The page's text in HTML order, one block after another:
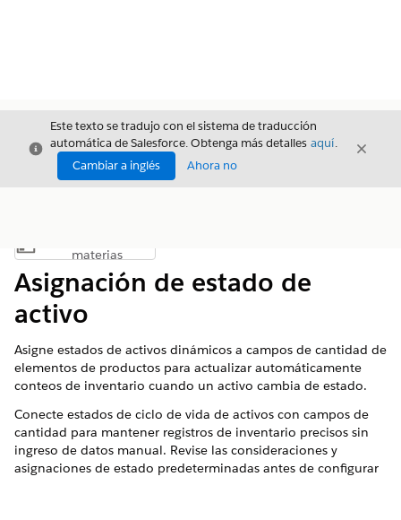
Cerrar
Este texto se tradujo con el sistema de traducción
automática de Salesforce. Obtenga más detalles aquí.
Cambiar a inglés
Ahora no
Cerrar
Mostrar índice de materias
materias
Asignación de estado de
activo
Asigne estados de activos dinámicos a campos de cantidad de
elementos de productos para actualizar automáticamente
conteos de inventario cuando un activo cambia de estado.
Conecte estados de ciclo de vida de activos con campos de
cantidad para mantener registros de inventario precisos sin
ingreso de datos manual. Revise las consideraciones y
asignaciones de estado predeterminadas antes de configurar